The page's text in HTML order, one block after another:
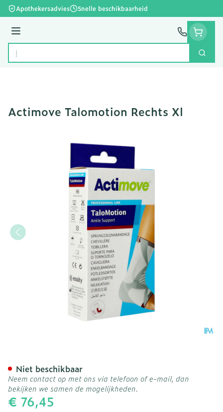
Ga naar de inhoud
Apothekersadvies Snelle beschikbaarheid
Menu
Product, merk, categorie...
Zoek
Actimove Talomotion Rechts Xl
€ 76,45
Niet beschikbaar
Neem contact op met ons via telefoon of e-mail, dan
bekijken we samen de mogelijkheden.